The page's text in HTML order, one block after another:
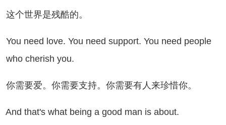
世界是残酷的。
need love. You need support. You need people
who cherish you.
要爱。你需要支持。你需要有人来珍惜你。
that's what being a good man is about.